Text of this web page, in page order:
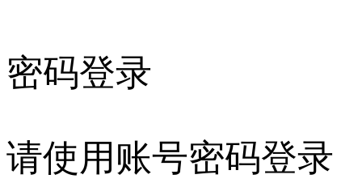
密码登录
请使用账号密码登录